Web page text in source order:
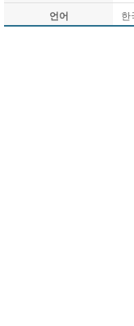
언어
한